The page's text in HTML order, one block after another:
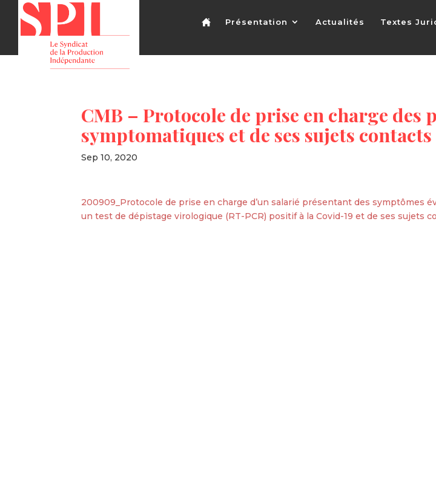
Présentation Actualités Textes
CMB – Protocole de prise en charge des
symptomatiques et de ses sujets contacts
Sep 10, 2020
200909_Protocole de prise en charge d’un salarié présentant des symptômes
un test de dépistage virologique (RT-PCR) positif à la Covid-19 et de ses sujets